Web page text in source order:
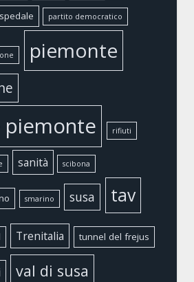
partito democratico
piemonte
piemonte rifiuti
sanità scibona
smarino susa
tav
Trenitalia tunnel del frejus
val di susa